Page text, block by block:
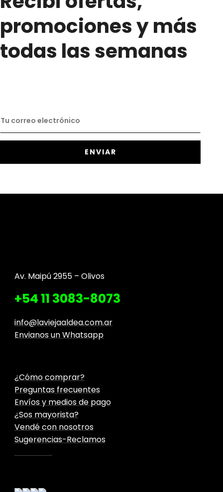
promociones y más
todas las semanas
Av. Maipú 2955 – Olivos
+54 11 3083-8073
info@laviejaaldea.com.ar
Envianos un Whatsapp
¿Cómo comprar?
Preguntas frecuentes
Envíos y medios de pago
¿Sos mayorista?
Vendé con nosotros
Sugerencias-Reclamos